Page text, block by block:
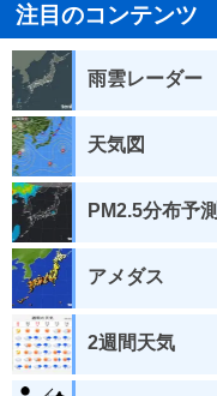
注目のコンテンツ
雨雲レーダー
天気図
PM2.5分布予測
アメダス
2週間天気